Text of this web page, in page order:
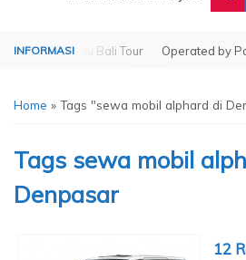
by Pandu Bali Tour Operated by
Home » Tags "sewa mobil alphard di
Tags sewa mobil
Denpasar
12